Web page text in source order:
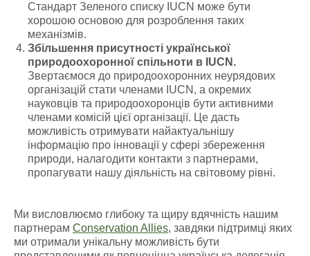
Стандарт Зеленого списку IUCN може бути
хорошою основою для розроблення таких
механізмів.
Збільшення присутності української
природоохоронної спільноти в IUCN.
Звертаємося до природоохоронних неурядових
організацій стати членами IUCN, а окремих
науковців та природоохоронців бути активними
членами комісій цієї організації. Це дасть
можливість отримувати найактуальнішу
інформацію про інновації у сфері збереження
природи, налагодити контакти з партнерами,
пропагувати нашу діяльність на світовому рівні.
Ми висловлюємо глибоку та щиру вдячність нашим
партнерам Conservation Allies, завдяки підтримці яких
ми отримали унікальну можливість бути